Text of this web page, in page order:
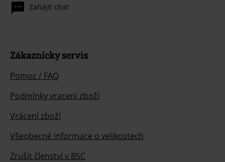
Zahájit chat
Zákaznícky servis
Pomoc / FAQ
Podmínky vracení zboží
Vrácení zboží
Všeobecné informace o velikostech
Zrušit členství v BSC